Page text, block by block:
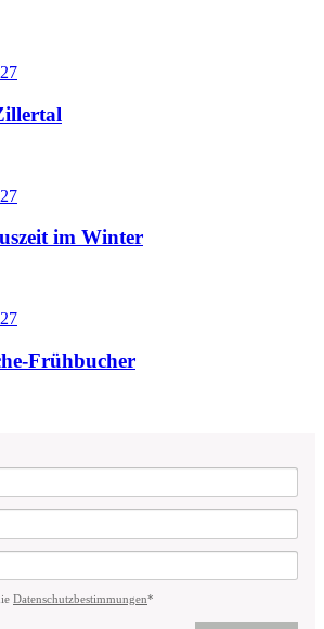
im Winter
Frühbucher
Datenschutzbestimmungen*